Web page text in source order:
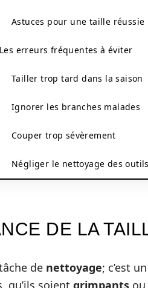
Astuces pour une taille réussie
Les erreurs fréquentes à éviter
Tailler trop tard dans la saison
Ignorer les branches malades
Couper trop sévèrement
Négliger le nettoyage des outils
DE LA
de nettoyage; c’est
qu’ils soient grimpants ou